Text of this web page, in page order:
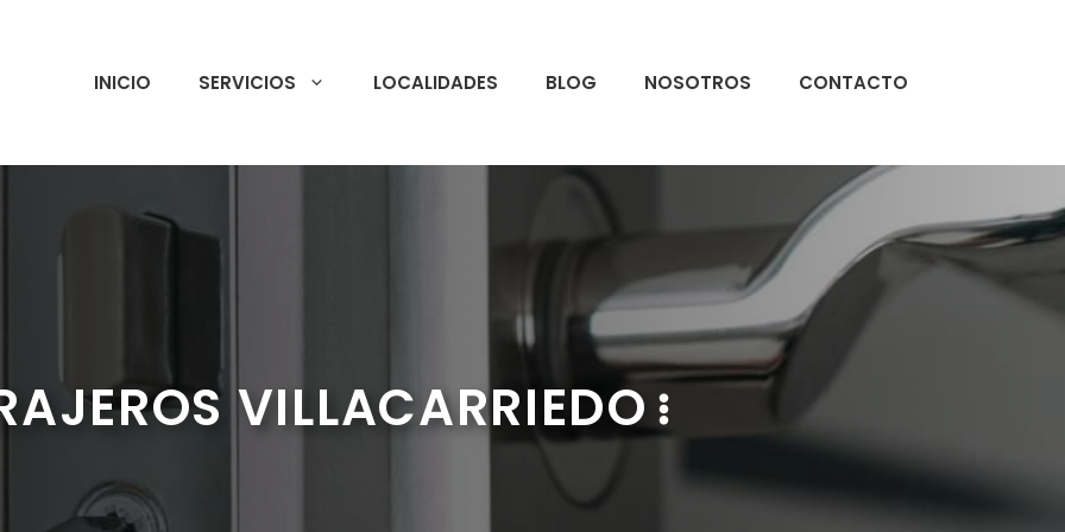
INICIO SERVICIOS LOCALIDADES BLOG NOSOTROS CONTACTO
VILLACARRIEDO